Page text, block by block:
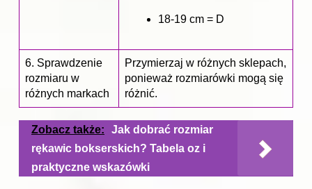
18-19 cm = D
6. Sprawdzenie
rozmiaru w
różnych markach
Przymierzaj w różnych sklepach,
ponieważ rozmiarówki mogą się
różnić.
Zobacz także:
Jak dobrać rozmiar
rękawic bokserskich? Tabela oz i
praktyczne wskazówki